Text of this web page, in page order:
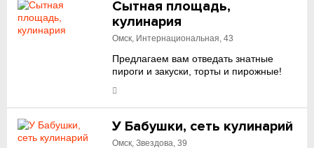
Сытная площадь,
кулинария
Омск, Интернациональная, 43
Предлагаем вам отведать знатные
пироги и закуски, торты и пирожные!
У Бабушки, сеть кулинарий
Омск, Звездова, 39